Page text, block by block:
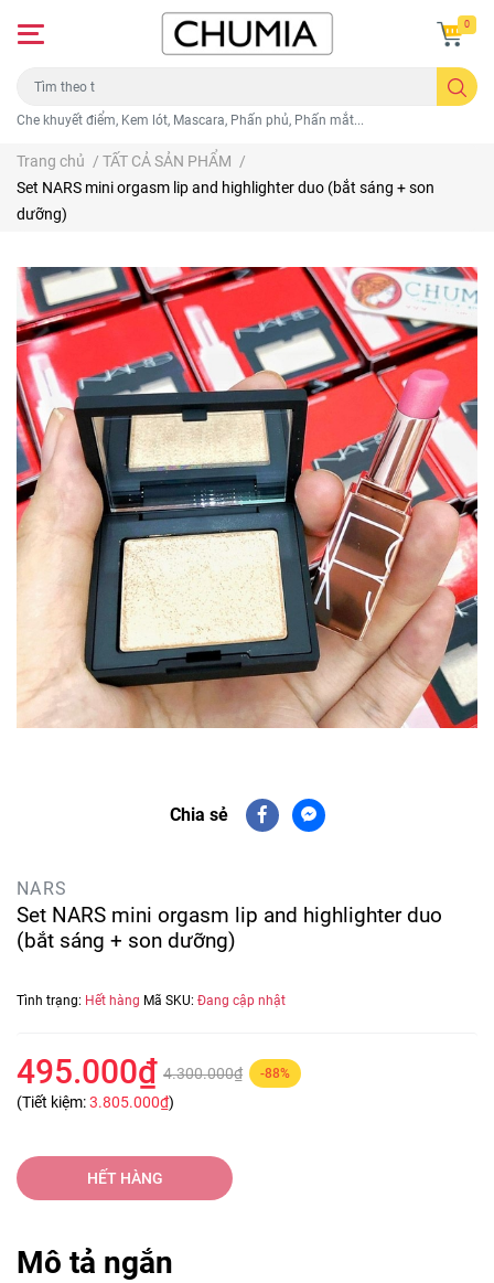
Che khuyết điểm, Kem lót, Mascara, Phấn phủ, Phấn mắt...
0
Trang chủ / TẤT CẢ SẢN PHẨM /
Set NARS mini orgasm lip and highlighter duo (bắt sáng + son
dưỡng)
Chia sẻ
NARS
Set NARS mini orgasm lip and highlighter duo
(bắt sáng + son dưỡng)
Tình trạng: Hết hàng Mã SKU: Đang cập nhật
495.000₫ 4.300.000₫ -88%
(Tiết kiệm:3.805.000₫)
HẾT HÀNG
Mô tả ngắn